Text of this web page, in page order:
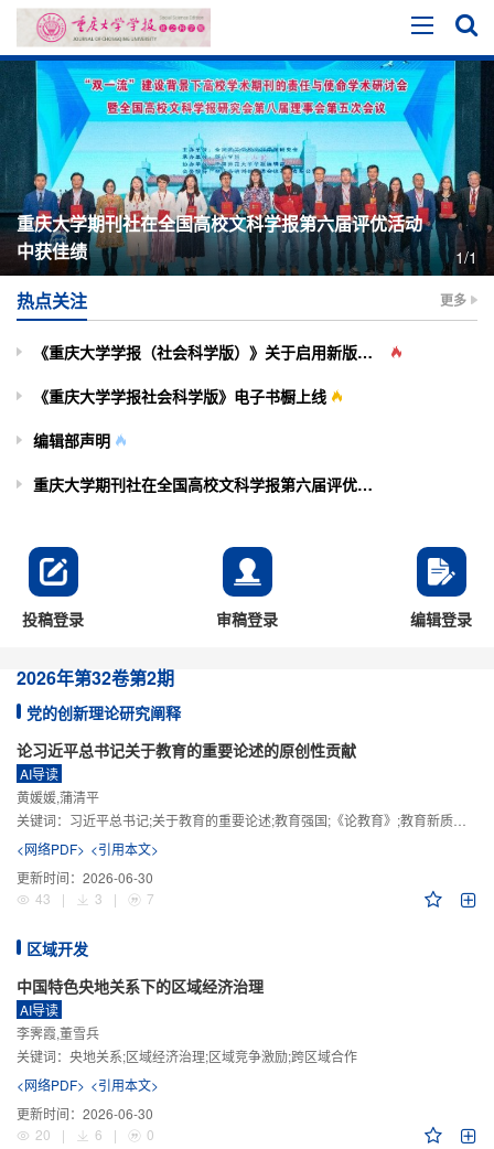
重庆大学期刊社在全国高校文科学报第六届评优活动
中获佳绩
1/1
热点关注 更多
《重庆大学学报（社会科学版）》关于启用新版投审稿系统的通知
《重庆大学学报社会科学版》电子书橱上线
编辑部声明
重庆大学期刊社在全国高校文科学报第六届评优活动中获佳绩
投稿登录 审稿登录 编辑登录
2026年第32卷第2期
党的创新理论研究阐释
论习近平总书记关于教育的重要论述的原创性贡献
AI导读
黄媛媛,蒲清平
关键词： 习近平总书记;关于教育的重要论述;教育强国;《论教育》;教育新质生产力;教育人工智能
<网络PDF> <引用本文>
更新时间： 2026-06-30
43
| 3 | 7
区域开发
中国特色央地关系下的区域经济治理
AI导读
李霁霞,董雪兵
关键词： 央地关系;区域经济治理;区域竞争激励;跨区域合作
<网络PDF> <引用本文>
更新时间： 2026-06-30
20
| 6 | 0